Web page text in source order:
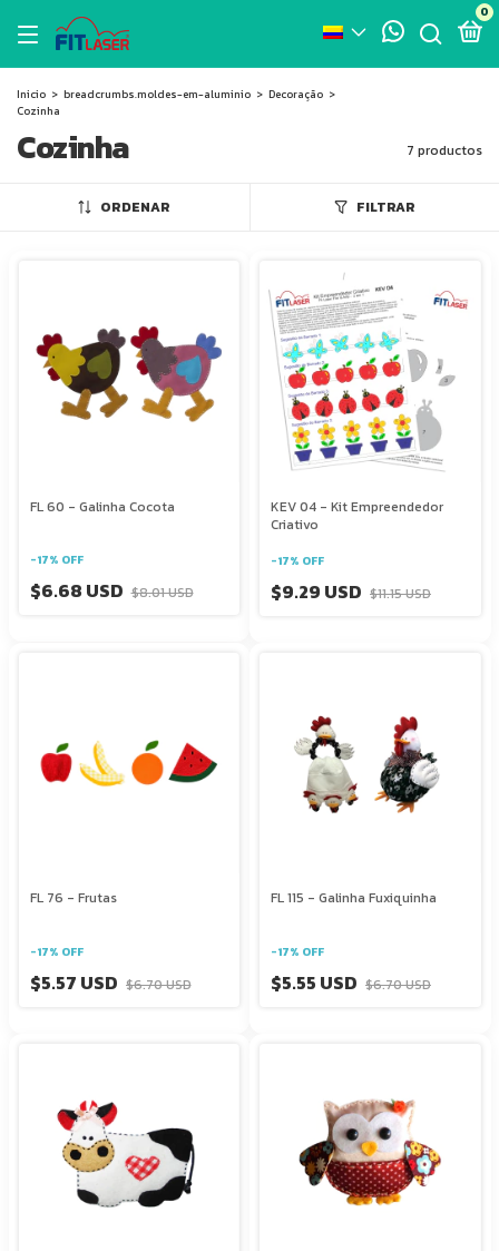
0
Inicio > breadcrumbs.moldes-em-aluminio > Decoração >
Cozinha
Cozinha 7 productos
ORDENAR FILTRAR
FL 60 - Galinha Cocota
-17% OFF
$6.68 USD $8.01 USD
KEV 04 - Kit Empreendedor
Criativo
-17% OFF
$9.29 USD $11.15 USD
FL 76 - Frutas
-17% OFF
$5.57 USD $6.70 USD
FL 115 - Galinha Fuxiquinha
-17% OFF
$5.55 USD $6.70 USD